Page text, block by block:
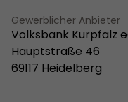
Gewerblicher Anbieter
Volksbank Kurpfalz
Hauptstraße 46
69117 Heidelberg